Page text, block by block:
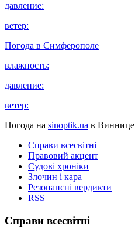
давление:
ветер:
Погода в Симферополе
влажность:
давление:
ветер:
Погода на sinoptik.ua в Виннице
Справи всесвітні
Правовий акцент
Судові хроніки
Злочин і кара
Резонансні вердикти
RSS
Справи всесвітні